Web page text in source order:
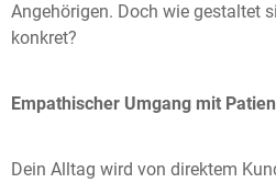
Angehörigen. Doch wie gestaltet
konkret?
Empathischer Umgang mit
Dein Alltag wird von direktem